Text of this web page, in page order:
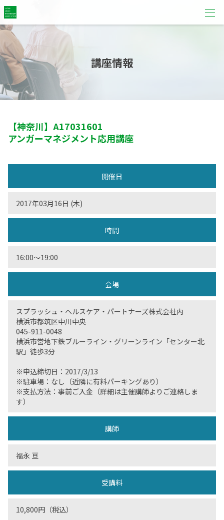
講座情報
【神奈川】 A17031601
アンガーマネジメント応用講座
開催日
2017年03月16日 (木)
時間
16:00〜19:00
会場
スプラッシュ・ヘルスケア・パートナーズ株式会社内
横浜市都筑区中川中央
045-911-0048
横浜市営地下鉄ブルーライン・グリーンライン「センター北
駅」徒歩3分
※申込締切日：2017/3/13
※駐車場：なし（近隣に有料パーキングあり）
※支払方法：事前ご入金（詳細は主催講師よりご連絡しま
す）
講師
福永 亘
受講料
10,800円（税込）